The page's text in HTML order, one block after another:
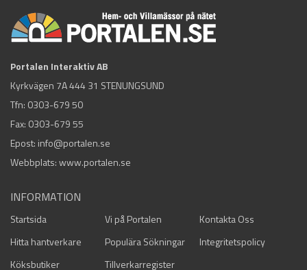
Portalen Interaktiv AB
Kyrkvägen 7A 444 31 STENUNGSUND
Tfn: 0303-679 50
Fax: 0303-679 55
Epost: info@portalen.se
Webbplats: www.portalen.se
INFORMATION
Startsida Vi på Portalen
Kontakta Oss
Hitta hantverkare
Populära Sökningar
Integritetspolicy
Köksbutiker
Tillverkarregister